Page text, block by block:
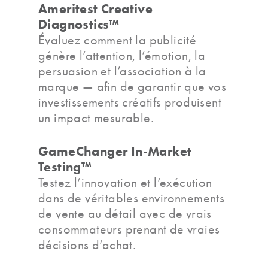
Ameritest Creative
Diagnostics™
Évaluez comment la publicité
génère l’attention, l’émotion, la
persuasion et l’association à la
marque — afin de garantir que vos
investissements créatifs produisent
un impact mesurable.
GameChanger In-Market
Testing™
Testez l’innovation et l’exécution
dans de véritables environnements
de vente au détail avec de vrais
consommateurs prenant de vraies
décisions d’achat.